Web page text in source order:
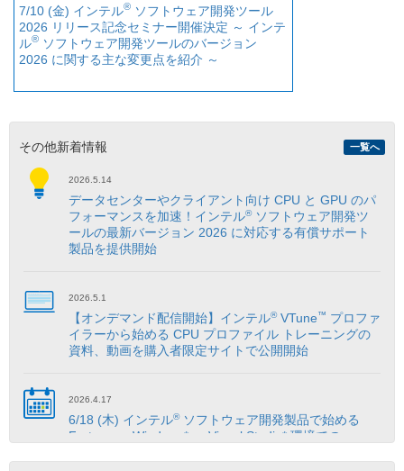
7/10 (金) インテル® ソフトウェア開発ツール
2026 リリース記念セミナー開催決定 ～ インテ
ル® ソフトウェア開発ツールのバージョン
2026 に関する主な変更点を紹介 ～
一覧へ
その他新着情報
2026.5.14
データセンターやクライアント向け CPU と GPU のパ
フォーマンスを加速！インテル®ソフトウェア開発ツ
ールの最新バージョン 2026 に対応する有償サポート
製品を提供開始
2026.5.1
【オンデマンド配信開始】インテル®VTune™ プロファ
イラーから始める CPU プロファイル トレーニングの
資料、動画を購入者限定サイトで公開開始
2026.4.17
6/18 (木) インテル®ソフトウェア開発製品で始める
Fortran on Windows* ～ Visual Studio* 環境での